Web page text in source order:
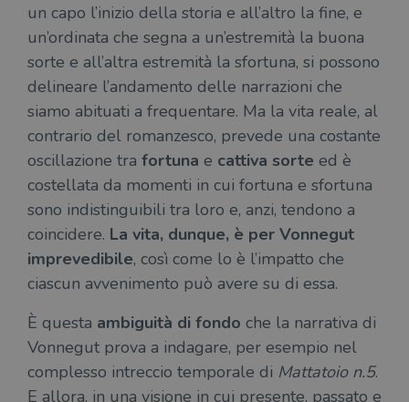
un capo l’inizio della storia e all’altro la fine, e
un’ordinata che segna a un’estremità la buona
sorte e all’altra estremità la sfortuna, si possono
delineare l’andamento delle narrazioni che
siamo abituati a frequentare. Ma la vita reale, al
contrario del romanzesco, prevede una costante
oscillazione tra fortuna e cattiva sorte ed è
costellata da momenti in cui fortuna e sfortuna
sono indistinguibili tra loro e, anzi, tendono a
coincidere. La vita, dunque, è per Vonnegut
imprevedibile, così come lo è l’impatto che
ciascun avvenimento può avere su di essa.
È questa ambiguità di fondo che la narrativa di
Vonnegut prova a indagare, per esempio nel
complesso intreccio temporale di Mattatoio n.5.
E allora, in una visione in cui presente, passato e